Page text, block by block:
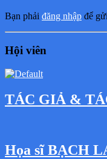
Bạn phải đăng nhập để
Hội viên
TÁC GIẢ &
Họa sĩ BẠCH